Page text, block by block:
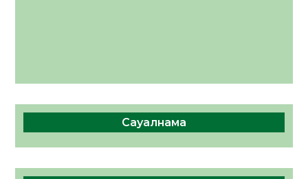
Сауалнама